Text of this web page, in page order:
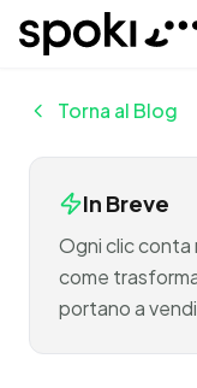
Spoki
Torna al Blog
In Breve
Ogni clic conta
come
portano a